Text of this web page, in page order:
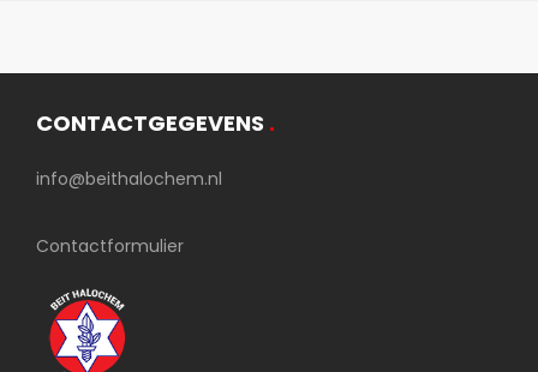
CONTACTGEGEVENS .
info@beithalochem.nl
Contactformulier